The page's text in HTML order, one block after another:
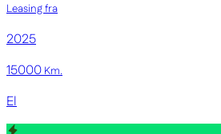
Leasing fra
2025
15000 Km.
El